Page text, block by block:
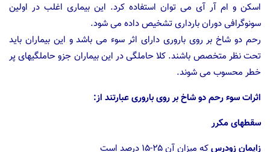
اسکن و ام آر آی می توان استفاده کرد. این بیماری اغلب در اولین
سونوگرافی دوران بارداری تشخیص داده می شود.
رحم دو شاخ بر روی باروری دارای اثر سوء می باشد و این بیماران باید
تحت نظر متخصص باشند. کلا حاملگی در این بیماران جزو حاملگیهای پر
خطر محسوب می شوند.
اثرات سوء رحم دو شاخ بر روی باروری عبارتند از:
سقطهای مکرر
زایمان زودرسکه میزان آن ۲۵-۱۵ درصد است